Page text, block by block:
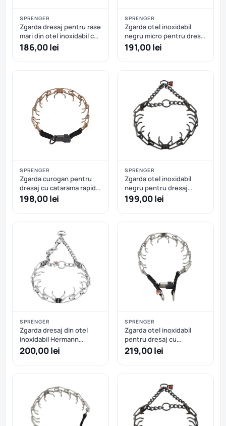
SPRENGER
Zgarda dresaj pentru rase
mari din otel inoxidabil cu
eliberate rapida Hermann
Sprenger – 60 cm
186,00 lei
SPRENGER
Zgarda otel inoxidabil
negru micro pentru dresaj
cu eliberare rapida
Sprenger – 40 cm
191,00 lei
SPRENGER
Zgarda curogan pentru
dresaj cu catarama rapida
Hermann Sprenger - 52
198,00 lei
SPRENGER
Zgarda otel inoxidabil
negru pentru dresaj
Hermann Sprenger - 58
199,00 lei
SPRENGER
Zgarda dresaj din otel
inoxidabil Hermann
Sprenger carabiniera tip
carlig 57 cm
200,00 lei
SPRENGER
Zgarda otel inoxidabil
pentru dresaj cu
catarama rapida Hermann
Sprenger - 52 cm - 52 cm
219,00 lei